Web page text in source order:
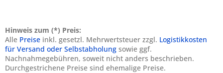
Hinweis zum (*) Preis:
Alle Preise inkl. gesetzl. Mehrwertsteuer zzgl. Logistikkosten
für Versand oder Selbstabholung sowie ggf.
Nachnahmegebühren, soweit nicht anders beschrieben.
Durchgestrichene Preise sind ehemalige Preise.